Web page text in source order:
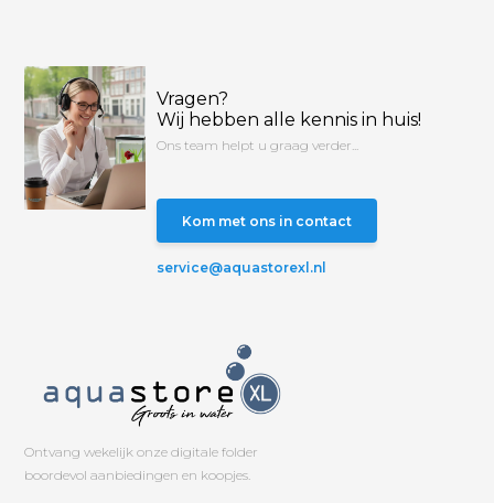
Vragen?
Wij hebben alle kennis in huis!
Ons team helpt u graag verder...
Kom met ons in contact
service@aquastorexl.nl
Ontvang wekelijk onze digitale folder
boordevol aanbiedingen en koopjes.